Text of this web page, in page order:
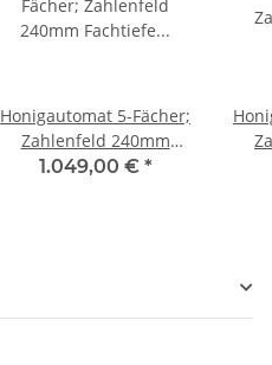
Honigautomat 5-Fächer;
Zahlenfeld 240mm
Fachtiefe
1.049,00 € *